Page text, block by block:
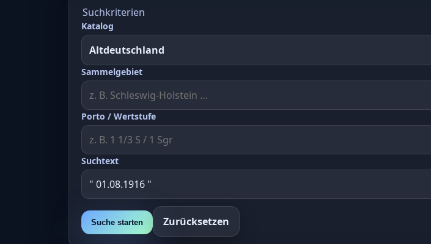
Suchkriterien
Katalog
Sammelgebiet
Porto / Wertstufe
Suchtext
Suche starten Zurücksetzen